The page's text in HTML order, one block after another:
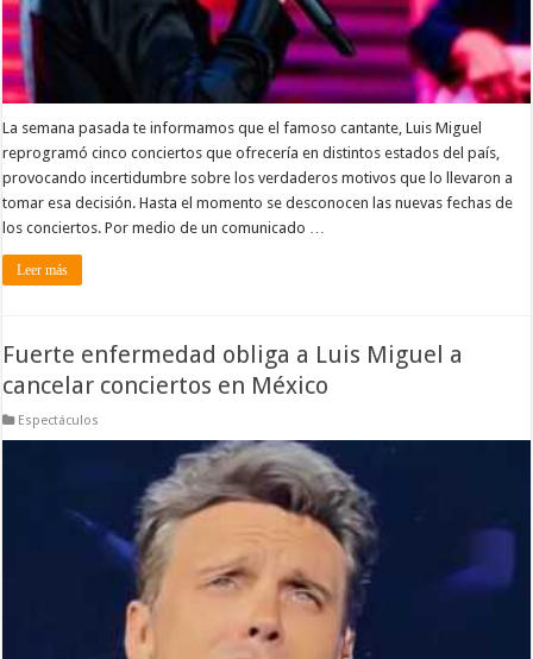
La semana pasada te informamos que el famoso cantante, Luis Miguel
reprogramó cinco conciertos que ofrecería en distintos estados del país,
provocando incertidumbre sobre los verdaderos motivos que lo llevaron a
tomar esa decisión. Hasta el momento se desconocen las nuevas fechas de
los conciertos. Por medio de un comunicado …
Leer más
Fuerte enfermedad obliga a Luis Miguel a
cancelar conciertos en México
Espectáculos